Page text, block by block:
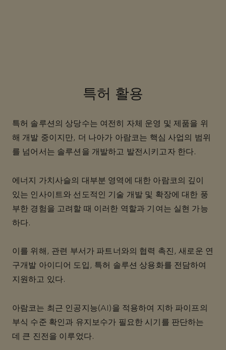
특허 활용
특허 솔루션의 상당수는 여전히 자체 운영 및 제품을 위
해 개발 중이지만, 더 나아가 아람코는 핵심 사업의 범위
를 넘어서는 솔루션을 개발하고 발전시키고자 한다.
에너지 가치사슬의 대부분 영역에 대한 아람코의 깊이
있는 인사이트와 선도적인 기술 개발 및 확장에 대한 풍
부한 경험을 고려할 때 이러한 역할과 기여는 실현 가능
하다.
이를 위해, 관련 부서가 파트너와의 협력 촉진, 새로운 연
구개발 아이디어 도입, 특허 솔루션 상용화를 전담하여
지원하고 있다.
아람코는 최근 인공지능(AI)을 적용하여 지하 파이프의
부식 수준 확인과 유지보수가 필요한 시기를 판단하는
데 큰 진전을 이루었다.